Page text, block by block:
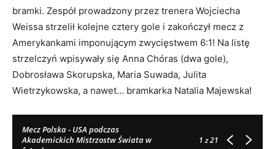
bramki. Zespół prowadzony przez trenera Wojciecha
Weissa strzelił kolejne cztery gole i zakończył mecz z
Amerykankami imponującym zwycięstwem 6:1! Na listę
strzelczyń wpisywały się Anna Chóras (dwa gole),
Dobrosława Skorupska, Maria Suwada, Julita
Wietrzykowska, a nawet… bramkarka Natalia Majewska!
Mecz Polska - USA podczas
Akademickich Mistrzostw Świata w
1z 21